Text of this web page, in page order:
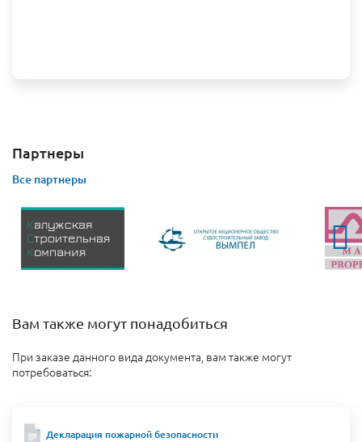
Партнеры
Все партнеры
Вам также могут понадобиться
При заказе данного вида документа, вам также могут
потребоваться:
Декларация пожарной безопасности